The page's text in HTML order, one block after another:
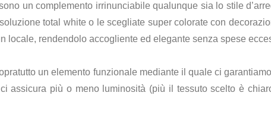
un complemento irrinunciabile qualunque sia lo stile
total white o le scegliate super colorate con
locale, rendendolo accogliente ed elegante senza spese
un elemento funzionale mediante il quale ci
assicura più o meno luminosità (più il tessuto scelto è